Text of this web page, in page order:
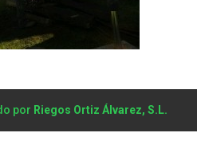
por Riegos Ortiz Álvarez, S.L.